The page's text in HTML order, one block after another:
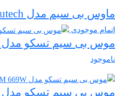
ماوس بی سیم مدل utech
اتمام موجودی
موس بی سیم تسکو مدل TM 649W
ناموجود
موس بی سیم تسکو مدل TM 669W